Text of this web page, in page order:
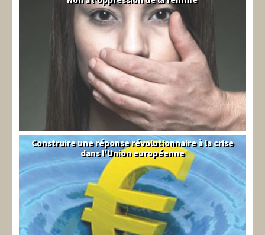
Syndical
Construire une réponse révolutionnaire à la crise
dans l'Union européenne